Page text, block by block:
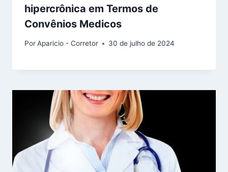
hipercrônica em Termos de
Convênios Medicos
PorAparicio - Corretor 30 de julho de 2024